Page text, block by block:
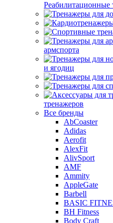
Реабилитационные
армспорта
и ягодиц
тренажеров
Все бренды
AbCoaster
Adidas
Aerofit
AlexFit
AlivSport
AMF
Ammity
AppleGate
Barbell
BASIC
BH Fitness
Body Craft